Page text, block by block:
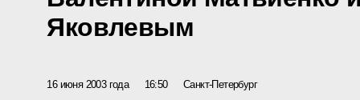
Яковлевым
16 июня 2003 года 16:50 Санкт-Петербург